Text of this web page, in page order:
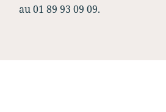
au 01 89 93 09 09.